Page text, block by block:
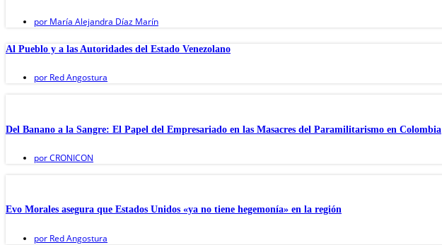
por María Alejandra Díaz Marín
Al Pueblo y a las Autoridades del Estado Venezolano
por Red Angostura
Del Banano a la Sangre: El Papel del Empresariado en las Masacres del Paramilitarismo en Colombia
porCRONICON
Evo Morales asegura que Estados Unidos «ya no tiene hegemonía» en la región
por Red Angostura